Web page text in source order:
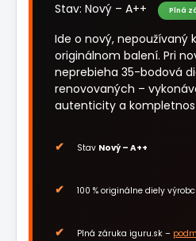
Stav: Nový – A++ Plná
Ide o nový, nepoužívaný
originálnom balení. Pri
neprebieha 35-bodová
renovovaných –
autenticity a
Stav Nový – A++
100 % originálne diely
Plná záruka iguru.sk –